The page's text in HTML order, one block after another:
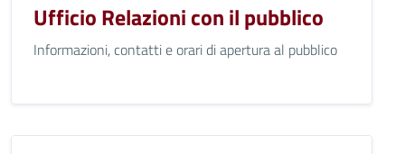
Ufficio Relazioni con il pubblico
Informazioni, contatti e orari di apertura al pubblico